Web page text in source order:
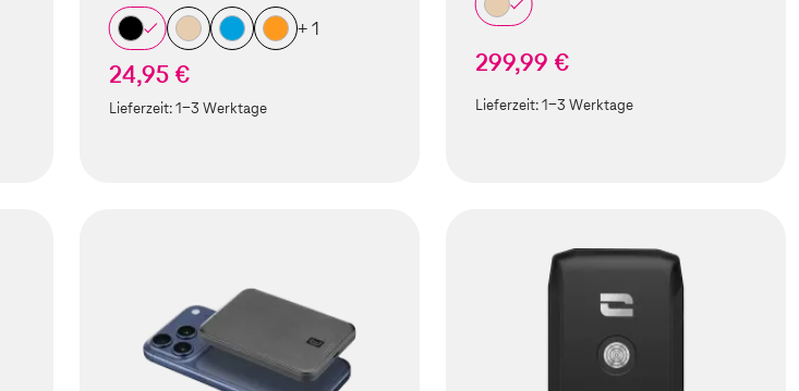
+ 1
24,95 €
Lieferzeit:1-3 Werktage
299,99 €
Lieferzeit:1-3 Werktage